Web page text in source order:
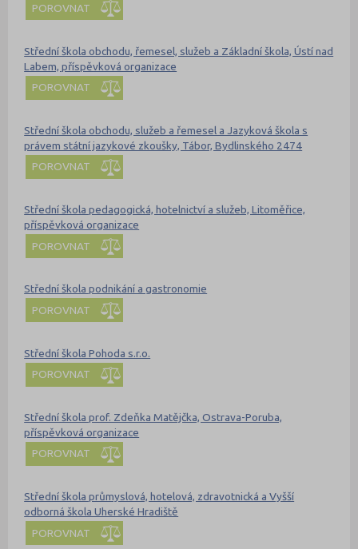
POROVNAT
Střední škola obchodu, řemesel, služeb a Základní škola, Ústí nad
Labem, příspěvková organizace
POROVNAT
Střední škola obchodu, služeb a řemesel a Jazyková škola s
právem státní jazykové zkoušky, Tábor, Bydlinského 2474
POROVNAT
Střední škola pedagogická, hotelnictví a služeb, Litoměřice,
příspěvková organizace
POROVNAT
Střední škola podnikání a gastronomie
POROVNAT
Střední škola Pohoda s.r.o.
POROVNAT
Střední škola prof. Zdeňka Matějčka, Ostrava-Poruba,
příspěvková organizace
POROVNAT
Střední škola průmyslová, hotelová, zdravotnická a Vyšší
odborná škola Uherské Hradiště
POROVNAT